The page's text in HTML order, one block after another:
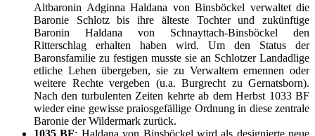
Altbaronin Adginna Haldana von Binsböckel verwaltet die
Baronie Schlotz bis ihre älteste Tochter und zukünftige
Baronin Haldana von Schnayttach-Binsböckel den
Ritterschlag erhalten haben wird. Um den Status der
Baronsfamilie zu festigen musste sie an Schlotzer Landadlige
etliche Lehen übergeben, sie zu Verwaltern ernennen oder
weitere Rechte vergeben (u.a. Burgrecht zu Gernatsborn).
Nach den turbulenten Zeiten kehrte ab dem Herbst 1033 BF
wieder eine gewisse praiosgefällige Ordnung in diese zentrale
Baronie der Wildermark zurück.
1035 BF: Haldana von Binsböckel wird als designierte neue